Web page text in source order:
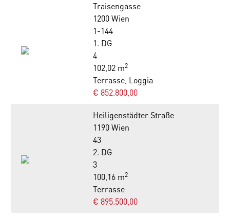
Traisengasse
1200 Wien
1-144
1. DG
4
102,02 m2
Terrasse, Loggia
€ 852.800,00
Heiligenstädter Straße
1190 Wien
43
2. DG
3
100,16 m2
Terrasse
€ 895.500,00